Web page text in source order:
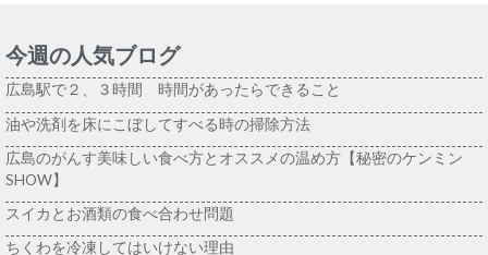
今週の人気ブログ
広島駅で２、３時間 時間があったらできること
油や洗剤を床にこぼしてすべる時の掃除方法
広島のがんす美味しい食べ方とオススメの温め方【秘密のケンミン
SHOW】
スイカとお酒類の食べ合わせ問題
ちくわを冷凍してはいけない理由